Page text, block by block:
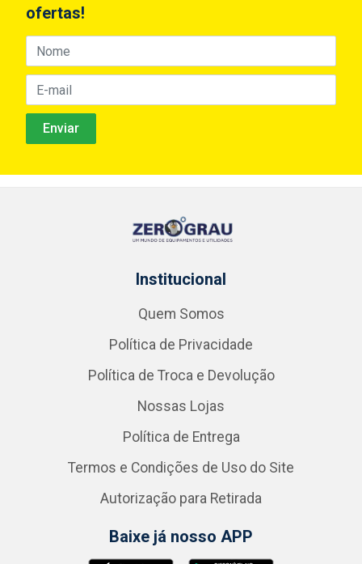
ofertas!
Institucional
Quem Somos
Política de Privacidade
Política de Troca e Devolução
Nossas Lojas
Política de Entrega
Termos e Condições de Uso do Site
Autorização para Retirada
Baixe já nosso APP